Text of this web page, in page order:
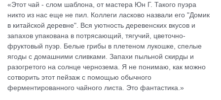
«Этот чай - слом шаблона, от мастера Юн Г. Такого пуэра
никто из нас еще не пил. Коллеги ласково назвали его "Домик
в китайской деревне". Вся уютность деревенских вкусов и
запахов упакована в потрясающий, тягучий, цветочно-
фруктовый пуэр. Белые грибы в плетеном лукошке, спелые
ягоды с домашними сливками. Запахи пыльной скирды и
разогретого на солнце чернозема. Я не понимаю, как можно
сотворить этот пейзаж с помощью обычного
ферментированного чайного листа. Это фантастика.»